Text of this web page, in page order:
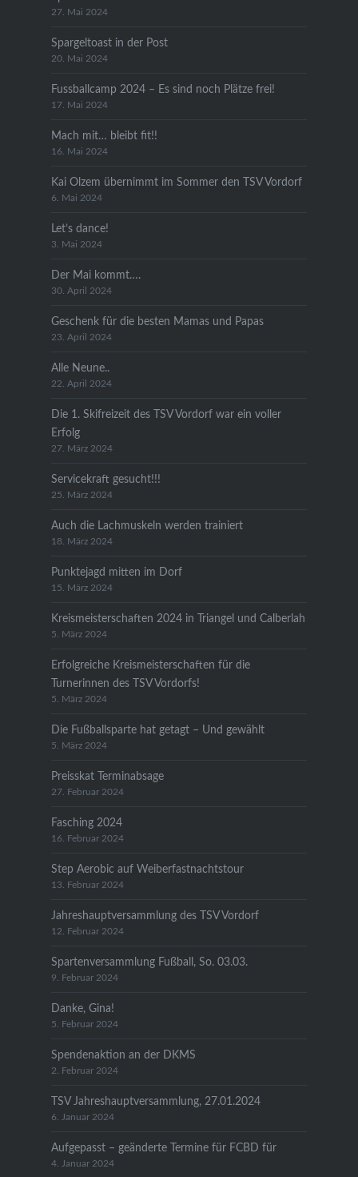
27. Mai 2024
Spargeltoast in der Post
20. Mai 2024
Fussballcamp 2024 – Es sind noch Plätze frei!
17. Mai 2024
Mach mit… bleibt fit!!
16. Mai 2024
Kai Olzem übernimmt im Sommer den TSV Vordorf
6. Mai 2024
Let’s dance!
3. Mai 2024
Der Mai kommt….
30. April 2024
Geschenk für die besten Mamas und Papas
23. April 2024
Alle Neune..
22. April 2024
Die 1. Skifreizeit des TSV Vordorf war ein voller
Erfolg
27. März 2024
Servicekraft gesucht!!!
25. März 2024
Auch die Lachmuskeln werden trainiert
18. März 2024
Punktejagd mitten im Dorf
15. März 2024
Kreismeisterschaften 2024 in Triangel und Calberlah
5. März 2024
Erfolgreiche Kreismeisterschaften für die
Turnerinnen des TSV Vordorfs!
5. März 2024
Die Fußballsparte hat getagt – Und gewählt
5. März 2024
Preisskat Terminabsage
27. Februar 2024
Fasching 2024
16. Februar 2024
Step Aerobic auf Weiberfastnachtstour
13. Februar 2024
Jahreshauptversammlung des TSV Vordorf
12. Februar 2024
Spartenversammlung Fußball, So. 03.03.
9. Februar 2024
Danke, Gina!
5. Februar 2024
Spendenaktion an der DKMS
2. Februar 2024
TSV Jahreshauptversammlung, 27.01.2024
6. Januar 2024
Aufgepasst – geänderte Termine für FCBD für
4. Januar 2024